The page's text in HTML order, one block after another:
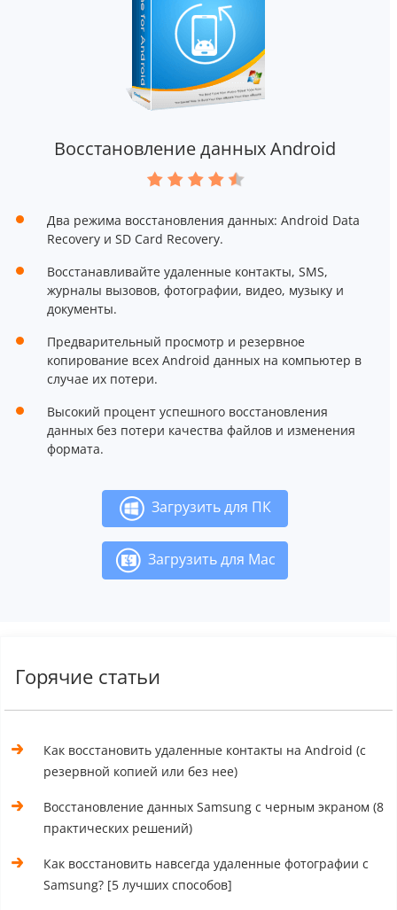
Восстановление данных Android
Два режима восстановления данных: Android Data
Recovery и SD Card Recovery.
Восстанавливайте удаленные контакты, SMS,
журналы вызовов, фотографии, видео, музыку и
документы.
Предварительный просмотр и резервное
копирование всех Android данных на компьютер в
случае их потери.
Высокий процент успешного восстановления
данных без потери качества файлов и изменения
формата.
Загрузить для ПК
Загрузить для Mac
Горячие статьи
Как восстановить удаленные контакты на Android (с
резервной копией или без нее)
Восстановление данных Samsung с черным экраном (8
практических решений)
Как восстановить навсегда удаленные фотографии с
Samsung? [5 лучших способов]